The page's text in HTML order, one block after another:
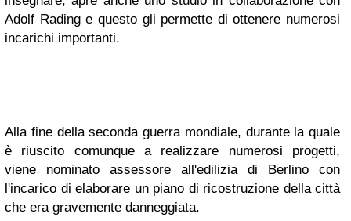
Adolf Rading e questo gli permette di ottenere numerosi
incarichi importanti.
Alla fine della seconda guerra mondiale, durante la quale
è riuscito comunque a realizzare numerosi progetti,
viene nominato assessore all'edilizia di Berlino con
l'incarico di elaborare un piano di ricostruzione della città
che era gravemente danneggiata.